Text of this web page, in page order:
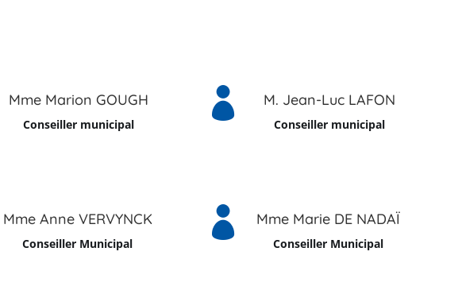
Mme Marion GOUGH
Conseiller municipal
 M. Jean-Luc LAFON
Conseiller municipal
Mme Anne VERVYNCK
Conseiller Municipal
 Mme Marie DE NADAÏ
Conseiller Municipal